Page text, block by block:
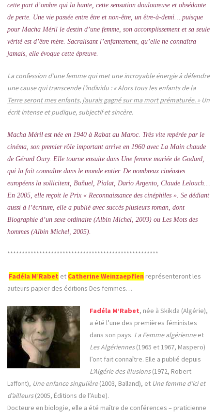
cette part d’ombre qui la hante, cette sensation douloureuse et obsédante
de perte. Une vie passée entre être et non-être, un être-à-demi… puisque
pour Macha Méril le destin d’une femme, son accomplissement et sa seule
vérité est d’être mère. Sacralisant l’enfantement, qu’elle ne connaîtra
jamais, elle évoque cette épreuve.
La confession d’une femme qui met une incroyable énergie à défendre
une cause qui transcende l’individu :« Alors tous les enfants de la
Terre seront mes enfants, j’aurais gagné sur ma mort prématurée. »Un
écrit intense et pudique, subjectif et sincère.
Macha Méril est née en 1940 à Rabat au Maroc. Très vite repérée par le
cinéma, son premier rôle important arrive en 1960 avec La Main chaude
de Gérard Oury. Elle tourne ensuite dans Une femme mariée de Godard,
qui la fait connaître dans le monde entier. De nombreux cinéastes
européens la sollicitent, Buñuel, Pialat, Dario Argento, Claude Lelouch…
En 2005, elle reçoit le Prix « Reconnaissance des cinéphiles ». Se dédiant
aussi à l’écriture, elle a publié avec succès plusieurs roman, dont
Biographie d’un sexe ordinaire (Albin Michel, 2003) ou Les Mots des
hommes (Albin Michel, 2005).
****************************************************
Fadéla M’Rabet et Catherine Weinzaepflen représenteront les
auteurs papier des éditions Des femmes…
Fadéla M’Rabet, née à Skikda (Algérie),
a été l’une des premières féministes
dans son pays. La Femme algérienneet
Les Algériennes(1965 et 1967, Maspero)
l’ont fait connaître. Elle a publié depuis
L’Algérie des illusions(1972, Robert
Laffont), Une enfance singulière(2003, Balland), et Une femme d’ici et
d’ailleurs(2005, Éditions de l’Aube).
Docteure en biologie, elle a été maître de conférences – praticienne